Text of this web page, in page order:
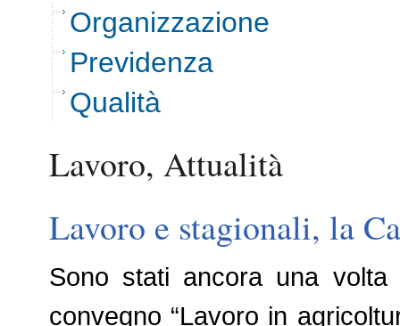
Organizzazione
Previdenza
Qualità
Lavoro, Attualità
Lavoro e stagionali, la
Sono stati ancora una
convegno “Lavoro in